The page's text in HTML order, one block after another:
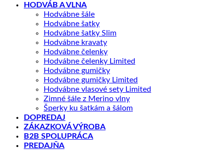
HODVÁB A VLNA
Hodvábne šále
Hodvábne šatky
Hodvábne šatky Slim
Hodvábne kravaty
Hodvábne čelenky
Hodvábne čelenky Limited
Hodvábne gumičky
Hodvábne gumičky Limited
Hodvábne vlasové sety Limited
Zimné šále z Merino vlny
Šperky ku šatkám a šálom
DOPREDAJ
ZÁKAZKOVÁ VÝROBA
B2B SPOLUPRÁCA
PREDAJŇA